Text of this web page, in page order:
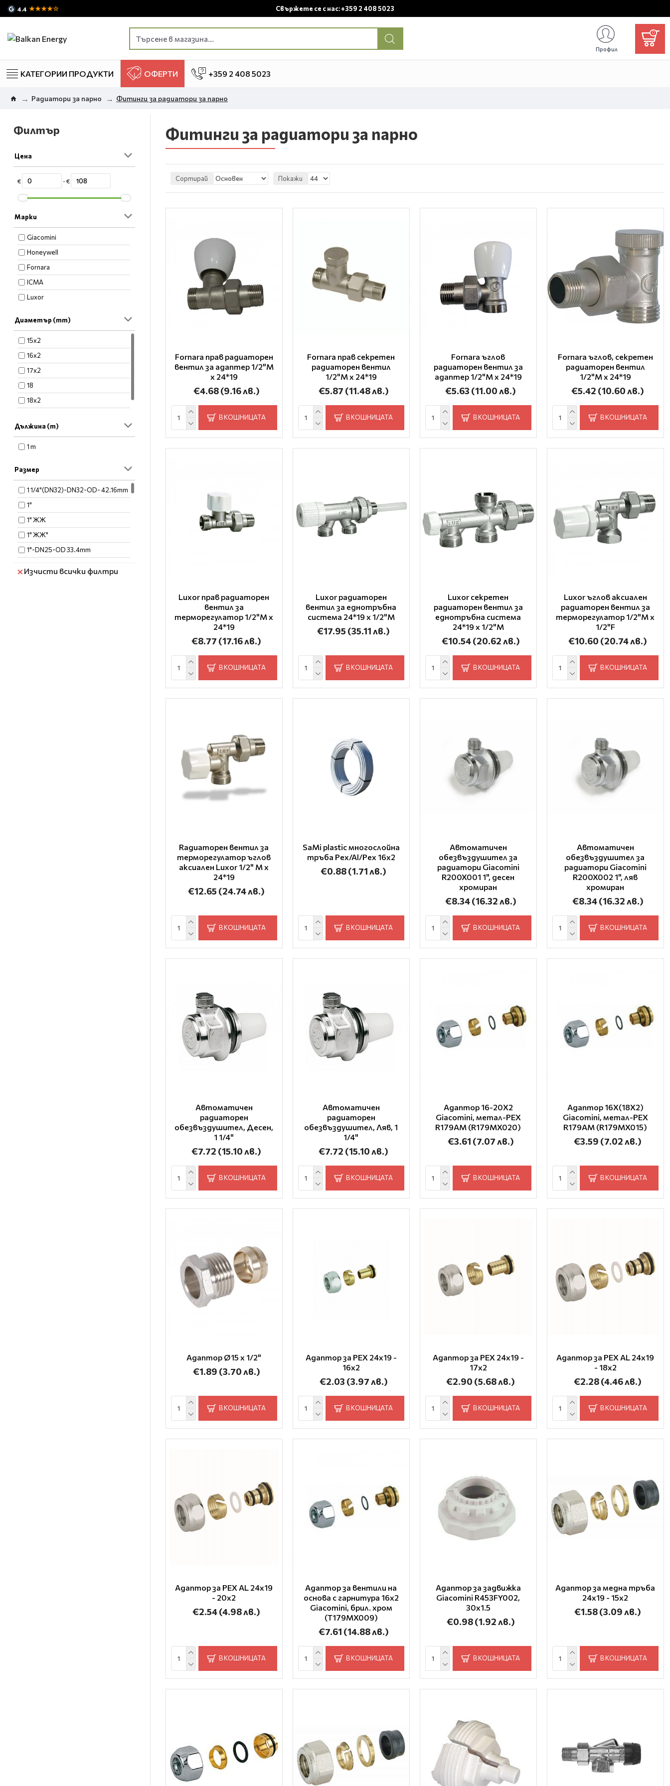
4.4 ★★★★☆ Свържете се с нас: +359 2 408 5023
Профил
0
КАТЕГОРИИ ПРОДУКТИ ОФЕРТИ +359 2 408 5023
Радиатори за парно Фитинги за радиатори за парно
Филтър
Цена
€ - €
Марки
Giacomini
Honeywell
Fornara
ICMA
Luxor
Диаметър (mm)
15x2
16x2
17x2
18
18x2
Дължина (m)
1 m
Размер
1 1/4"(DN32)-DN32-OD- 42.16mm
1"
1" ЖЖ
1" ЖЖ"
1"-DN25-OD 33.4mm
Изчисти всички филтри
Фитинги за радиатори за парно
Сортирай Покажи
Fornara прав радиаторен
вентил за адаптер 1/2"M
x 24*19
€4.68(9.16 лв.)
В КОШНИЦАТА
Fornara прав секретен
радиаторен вентил
1/2"M x 24*19
€5.87 (11.48 лв.)
В КОШНИЦАТА
Fornara ъглов
радиаторен вентил за
адаптер 1/2"M x 24*19
€5.63 (11.00 лв.)
В КОШНИЦАТА
Fornara ъглов, секретен
радиаторен вентил
1/2"M x 24*19
€5.42 (10.60 лв.)
В КОШНИЦАТА
Luxor прав радиаторен
вентил за
терморегулатор 1/2"M x
24*19
€8.77 (17.16 лв.)
В КОШНИЦАТА
Luxor радиаторен
вентил за еднотръбна
система 24*19 x 1/2"M
€17.95 (35.11 лв.)
В КОШНИЦАТА
Luxor секретен
радиаторен вентил за
еднотръбна система
24*19 x 1/2"M
€10.54(20.62 лв.)
В КОШНИЦАТА
Luxor ъглов аксиален
радиаторен вентил за
терморегулатор 1/2"M x
1/2"F
€10.60 (20.74 лв.)
В КОШНИЦАТА
Rадиаторен вентил за
терморегулатор ъглов
аксиален Luxor 1/2" M x
24*19
€12.65 (24.74 лв.)
В КОШНИЦАТА
SaMi plastic многослойна
тръба Pex/Al/Pex 16x2
€0.88(1.71 лв.)
В КОШНИЦАТА
Автоматичен
обезвъздушител за
радиатори Giacomini
R200X001 1", десен
хромиран
€8.34(16.32 лв.)
В КОШНИЦАТА
Автоматичен
обезвъздушител за
радиатори Giacomini
R200X002 1", ляв
хромиран
€8.34(16.32 лв.)
В КОШНИЦАТА
Автоматичен
радиаторен
обезвъздушител, Десен,
1 1/4"
€7.72 (15.10 лв.)
В КОШНИЦАТА
Автоматичен
радиаторен
обезвъздушител, Ляв, 1
1/4"
€7.72 (15.10 лв.)
В КОШНИЦАТА
Адаптор 16-20Х2
Giacomini, метал-PEX
R179AM (R179MX020)
€3.61 (7.07 лв.)
В КОШНИЦАТА
Адаптор 16Х(18Х2)
Giacomini, метал-PEX
R179AM (R179MX015)
€3.59 (7.02 лв.)
В КОШНИЦАТА
Адаптор Ø15 x 1/2"
€1.89 (3.70 лв.)
В КОШНИЦАТА
Адаптор за PEX 24x19 -
16x2
€2.03 (3.97 лв.)
В КОШНИЦАТА
Адаптор за PEX 24x19 -
17x2
€2.90 (5.68 лв.)
В КОШНИЦАТА
Адаптор за PEX AL 24x19
- 18x2
€2.28(4.46 лв.)
В КОШНИЦАТА
Адаптор за PEX AL 24x19
- 20x2
€2.54(4.98 лв.)
В КОШНИЦАТА
Адаптор за вентили на
основа с гарнитура 16х2
Giacomini, брил. хром
(T179MX009)
€7.61 (14.88 лв.)
В КОШНИЦАТА
Адаптор за задвижка
Giacomini R453FY002,
30x1.5
€0.98(1.92 лв.)
В КОШНИЦАТА
Адаптор за медна тръба
24x19 - 15x2
€1.58(3.09 лв.)
В КОШНИЦАТА